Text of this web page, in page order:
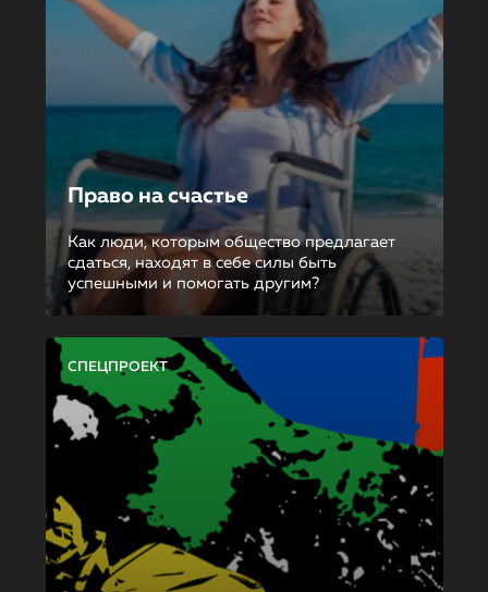
Право на счастье
Как люди, которым общество предлагает
сдаться, находят в себе силы быть
успешными и помогать другим?
СПЕЦПРОЕКТ